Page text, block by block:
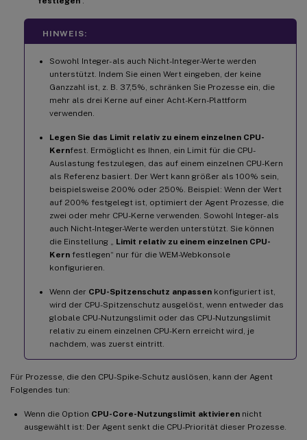
HINWEIS:
Sowohl Integer- als auch Nicht-Integer-Werte werden
unterstützt. Indem Sie einen Wert eingeben, der keine
Ganzzahl ist, z. B. 37,5%, schränken Sie Prozesse ein, die
mehr als drei Kerne auf einer Acht-Kern-Plattform
verwenden.
Legen Sie das Limit relativ zu einem einzelnen CPU-
Kernfest. Ermöglicht es Ihnen, ein Limit für die CPU-
Auslastung festzulegen, das auf einem einzelnen CPU-Kern
als Referenz basiert. Der Wert kann größer als 100% sein,
beispielsweise 200% oder 250%. Beispiel: Wenn der Wert
auf 200% festgelegt ist, optimiert der Agent Prozesse, die
zwei oder mehr CPU-Kerne verwenden. Sowohl Integer- als
auch Nicht-Integer-Werte werden unterstützt. Sie können
die Einstellung „ Limit relativ zu einem einzelnen CPU-
Kern festlegen“ nur für die WEM-Webkonsole
konfigurieren.
Wenn der CPU-Spitzenschutz anpassen konfiguriert ist,
wird der CPU-Spitzenschutz ausgelöst, wenn entweder das
globale CPU-Nutzungslimit oder das CPU-Nutzungslimit
relativ zu einem einzelnen CPU-Kern erreicht wird, je
nachdem, was zuerst eintritt.
Für Prozesse, die den CPU-Spike-Schutz auslösen, kann der Agent
Folgendes tun:
Wenn die Option CPU-Core-Nutzungslimit aktivieren nicht
ausgewählt ist: Der Agent senkt die CPU-Priorität dieser Prozesse.